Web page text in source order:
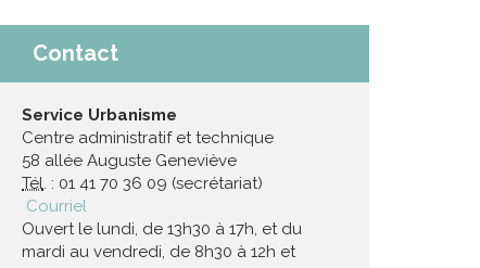
Contact
Service Urbanisme
Centre administratif et technique
58 allée Auguste Geneviève
Tél. : 01 41 70 36 09 (secrétariat)
Courriel
Ouvert le lundi, de 13h30 à 17h, et du
mardi au vendredi, de 8h30 à 12h et